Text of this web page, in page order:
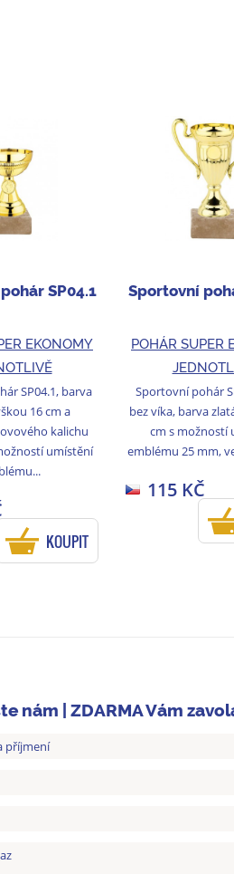
SP04.1
EKONOMY
SP04.1, barva
16 cm a
kalichu
umístění
KOUPIT
Sportovní
POHÁR SUPER
Sportovní pohár
bez víka, barva
cm s možností
emblému 25 mm,
115 KČ
nám | ZDARMA Vám